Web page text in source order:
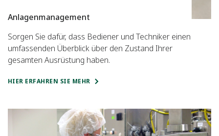
Anlagenmanagement
Sorgen Sie dafür, dass Bediener und Techniker einen
umfassenden Überblick über den Zustand Ihrer
gesamten Ausrüstung haben.
HIER ERFAHREN SIE MEHR